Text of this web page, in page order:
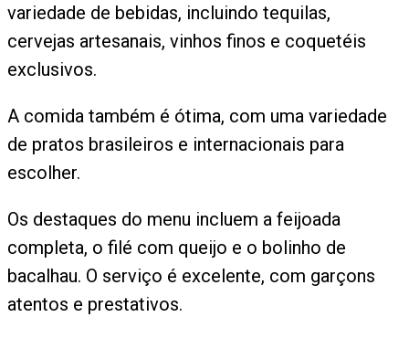
variedade de bebidas, incluindo tequilas,
cervejas artesanais, vinhos finos e coquetéis
exclusivos.
A comida também é ótima, com uma variedade
de pratos brasileiros e internacionais para
escolher.
Os destaques do menu incluem a feijoada
completa, o filé com queijo e o bolinho de
bacalhau. O serviço é excelente, com garçons
atentos e prestativos.